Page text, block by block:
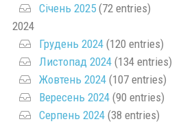
Січень 2025(72 entries)
2024
Грудень 2024(120 entries)
Листопад 2024(134 entries)
Жовтень 2024(107 entries)
Вересень 2024(90 entries)
Серпень 2024(38 entries)